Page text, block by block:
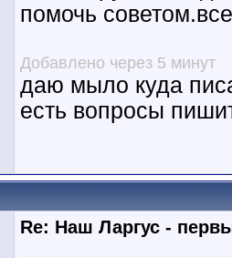
помочь
Добавлено через 5 минут
даю мыло куда
есть вопросы
Re: Наш Ларгус -